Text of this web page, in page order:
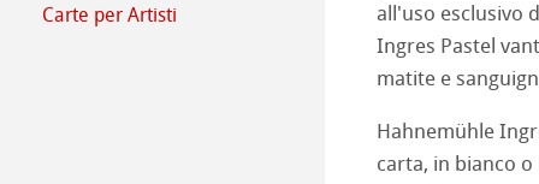
Archivio
QT Albums x
Protect &
Metodi di
Carte per Artisti
Carte per artisti
The Collection
The Collection -
The Collection -
Natural Line
all'uso esclusivo
Ingres Pastel
matite e
Hahnemühle
carta, in bianco